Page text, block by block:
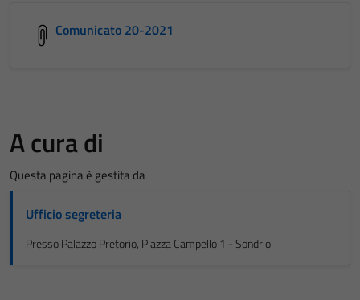
Comunicato 20-2021
A cura di
Questa pagina è gestita da
Ufficio segreteria
Presso Palazzo Pretorio, Piazza Campello 1 - Sondrio